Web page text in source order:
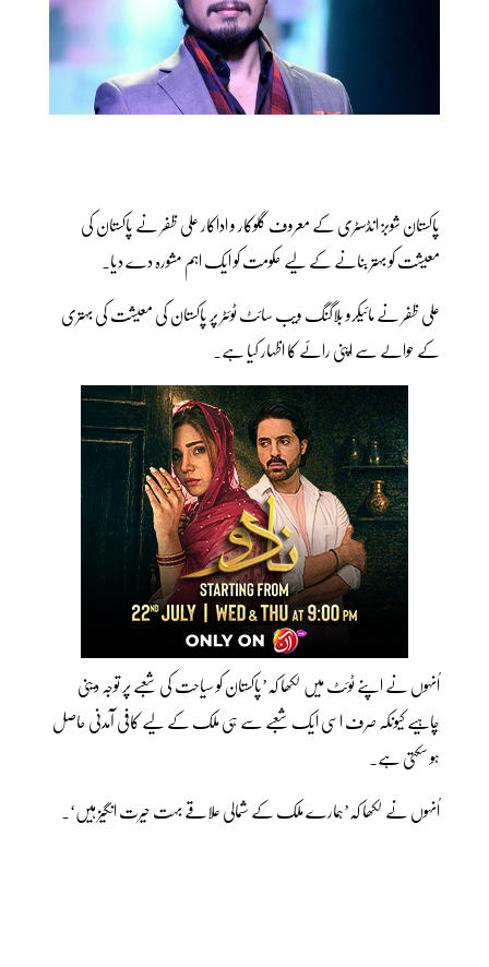
پاکستان شوبز انڈسٹری کے معروف گلوکار و اداکار علی ظفر نے پاکستان کی
معیشت کو بہتر بنانے کے لیے حکومت کو ایک اہم مشورہ دے دیا۔
علی ظفر نے مائیکرو بلاگنگ ویب سائٹ ٹوئٹر پر پاکستان کی معیشت کی بہتری
کے حوالے سے اپنی رائے کا اظہار کیا ہے۔
اُنہوں نے اپنے ٹوئٹ میں لکھا کہ’پاکستان کو سیاحت کی شعبے پر توجہ دینی
چاہیے کیونکہ صرف اسی ایک شعبے سے ہی ملک کے لیے کافی آمدنی حاصل
ہو سکتی ہے۔
اُنہوں نے لکھا کہ’ہمارے ملک کے شمالی علاقے بہت حیرت انگیز ہیں‘۔